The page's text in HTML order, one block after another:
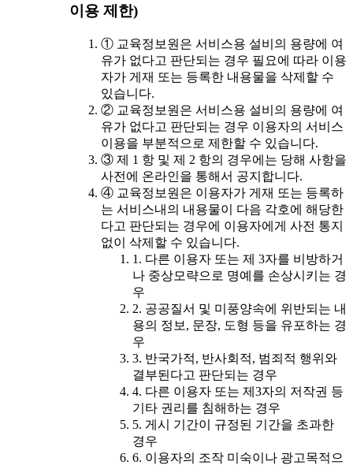
이용 제한)
① 교육정보원은 서비스용 설비의 용량에 여
유가 없다고 판단되는 경우 필요에 따라 이용
자가 게재 또는 등록한 내용물을 삭제할 수
있습니다.
② 교육정보원은 서비스용 설비의 용량에 여
유가 없다고 판단되는 경우 이용자의 서비스
이용을 부분적으로 제한할 수 있습니다.
③ 제 1 항 및 제 2 항의 경우에는 당해 사항을
사전에 온라인을 통해서 공지합니다.
④ 교육정보원은 이용자가 게재 또는 등록하
는 서비스내의 내용물이 다음 각호에 해당한
다고 판단되는 경우에 이용자에게 사전 통지
없이 삭제할 수 있습니다.
1. 다른 이용자 또는 제 3자를 비방하거
나 중상모략으로 명예를 손상시키는 경
우
2. 공공질서 및 미풍양속에 위반되는 내
용의 정보, 문장, 도형 등을 유포하는 경
우
3. 반국가적, 반사회적, 범죄적 행위와
결부된다고 판단되는 경우
4. 다른 이용자 또는 제3자의 저작권 등
기타 권리를 침해하는 경우
5. 게시 기간이 규정된 기간을 초과한
경우
6. 이용자의 조작 미숙이나 광고목적으